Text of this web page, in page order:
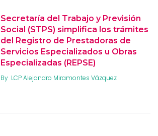
Secretaría del Trabajo y Previsión
Social (STPS) simplifica los trámites
del Registro de Prestadoras de
Servicios Especializados u Obras
Especializadas (REPSE)
By LCP Alejandro Miramontes Vázquez